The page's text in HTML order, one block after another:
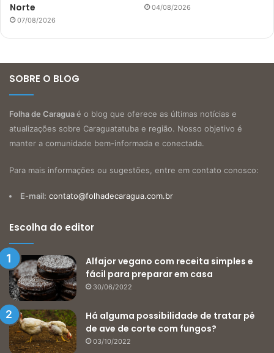
Norte
07/08/2026
04/08/2026
SOBRE O BLOG
Folha de Caraguaé o blog que oferece as últimas notícias e
atualizações sobre Caraguatatuba e região. Nosso objetivo é
manter a comunidade bem-informada e conectada.
Para mais informações ou sugestões, entre em contato conosco:
E-mail: contato@folhadecaragua.com.br
Escolha do editor
Alfajor vegano com receita simples e
fácil para preparar em casa
30/06/2022
Há alguma possibilidade de tratar pé
de ave de corte com fungos?
03/10/2022